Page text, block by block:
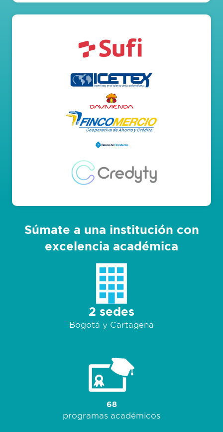
Súmate a una institución con
excelencia académica
2 sedes
Bogotá y Cartagena
68
programas académicos